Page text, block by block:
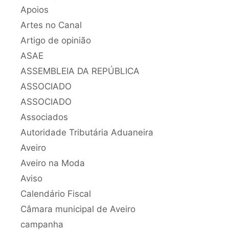
Apoios
Artes no Canal
Artigo de opinião
ASAE
ASSEMBLEIA DA REPÚBLICA
ASSOCIADO
ASSOCIADO
Associados
Autoridade Tributária Aduaneira
Aveiro
Aveiro na Moda
Aviso
Calendário Fiscal
Câmara municipal de Aveiro
campanha